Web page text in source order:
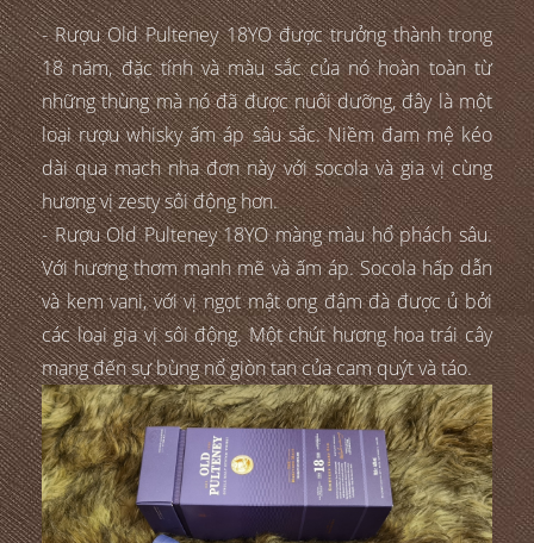
- Rượu Old Pulteney 18YO được trưởng thành trong
18 năm, đặc tính và màu sắc của nó hoàn toàn từ
những thùng mà nó đã được nuôi dưỡng, đây là một
loại rượu whisky ấm áp sâu sắc. Niềm đam mệ kéo
dài qua mạch nha đơn này với socola và gia vị cùng
hương vị zesty sôi động hơn.
- Rượu Old Pulteney 18YO màng màu hổ phách sâu.
Với hương thơm mạnh mẽ và ấm áp. Socola hấp dẫn
và kem vani, với vị ngọt mật ong đậm đà được ủ bởi
các loại gia vị sôi động. Một chút hương hoa trái cây
mạng đến sự bùng nổ giòn tan của cam quýt và táo.